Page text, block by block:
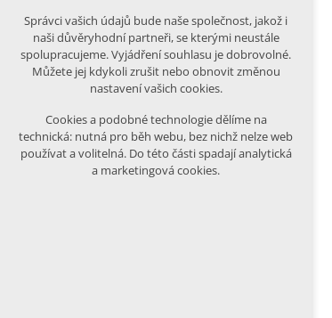
analytická pro anonymizované
vyhodnocení návštěvnosti
marketingová cookies (Google)
Přijmout všechny cookies
Správci vašich údajů bude naše společnost, jakož i
naši důvěryhodní partneři, se kterými neustále
spolupracujeme. Vyjádření souhlasu je dobrovolné.
Můžete jej kdykoli zrušit nebo obnovit změnou
nastavení vašich cookies.
Cookies a podobné technologie dělíme na
technická: nutná pro běh webu, bez nichž nelze web
používat a volitelná. Do této části spadají analytická
a marketingová cookies.